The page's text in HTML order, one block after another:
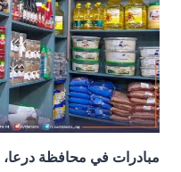
حال
توافر
الكميات
الكافية
مبادرات في محافظة